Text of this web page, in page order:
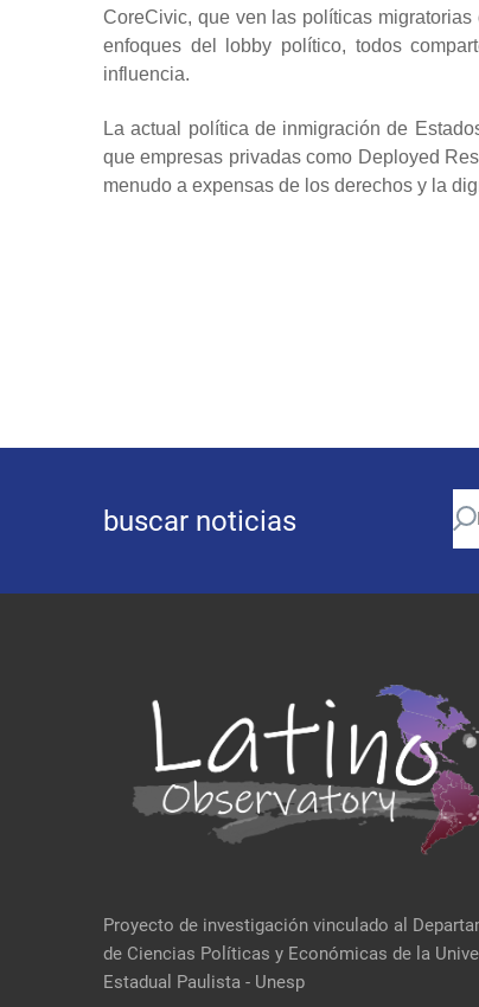
CoreCivic, que ven las políticas
enfoques del lobby político, todos
influencia.
La actual política de inmigración de
que empresas privadas como Deployed
menudo a expensas de los derechos y la
buscar noticias
Proyecto de investigación vinculado al
de Ciencias Políticas y Económicas de la
Estadual Paulista - Unesp